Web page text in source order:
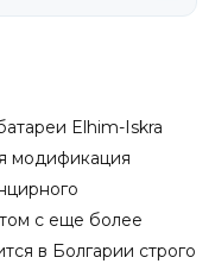
Elhim-Iskra
модификация
с еще более
в Болгарии строго